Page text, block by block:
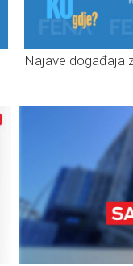
Najave događaja